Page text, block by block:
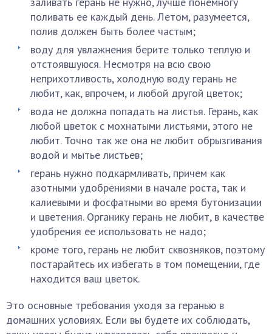
поливать ее каждый день. Летом, разумеется,
полив должен быть более частым;
воду для увлажнения берите только теплую и
отстоявшуюся. Несмотря на всю свою
неприхотливость, холодную воду герань не
любит, как, впрочем, и любой другой цветок;
вода не должна попадать на листья. Герань, как
любой цветок с мохнатыми листьями, этого не
любит. Точно так же она не любит обрызгивания
водой и мытье листьев;
герань нужно подкармливать, причем как
азотными удобрениями в начале роста, так и
калиевыми и фосфатными во время бутонизации
и цветения. Органику герань не любит, в качестве
удобрения ее использовать не надо;
кроме того, герань не любит сквозняков, поэтому
постарайтесь их избегать в том помещении, где
находится ваш цветок.
Это основные требования уходя за геранью в
домашних условиях. Если вы будете их соблюдать,